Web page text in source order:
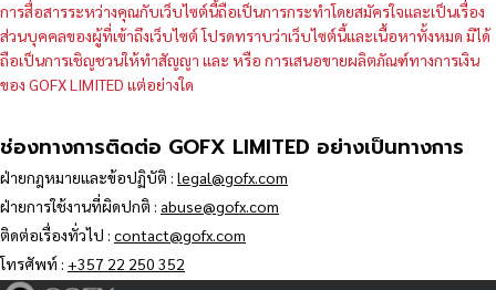
การสื่อสารระหว่างคุณกับเว็บไซต์นี้ถือเป็นการกระทำโดยสมัครใจและเป็นเรื่อง
ส่วนบุคคลของผู้ที่เข้าถึงเว็บไซต์ โปรดทราบว่าเว็บไซต์นี้และเนื้อหาทั้งหมด มิได้
ถือเป็นการเชิญชวนให้ทำสัญญา และ หรือ การเสนอขายผลิตภัณฑ์ทางการเงิน
ของ GOFX LIMITED แต่อย่างใด
ช่องทางการติดต่อ GOFX LIMITED อย่างเป็นทางการ
ฝ่ายกฎหมายและข้อปฏิบัติ : legal@gofx.com
ฝ่ายการใช้งานที่ผิดปกติ : abuse@gofx.com
ติดต่อเรื่องทั่วไป : contact@gofx.com
โทรศัพท์ : +357 22 250 352